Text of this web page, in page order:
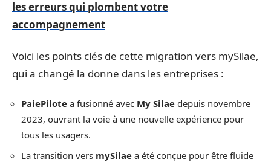
les erreurs qui plombent votre
accompagnement
Voici les points clés de cette migration vers mySilae,
qui a changé la donne dans les entreprises :
PaiePilote a fusionné avec My Silae depuis novembre
2023, ouvrant la voie à une nouvelle expérience pour
tous les usagers.
La transition vers mySilae a été conçue pour être fluide